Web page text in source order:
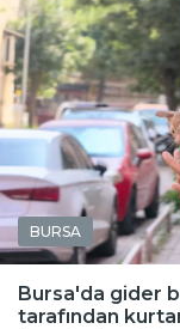
BURSA
Bursa'da gider
tarafından